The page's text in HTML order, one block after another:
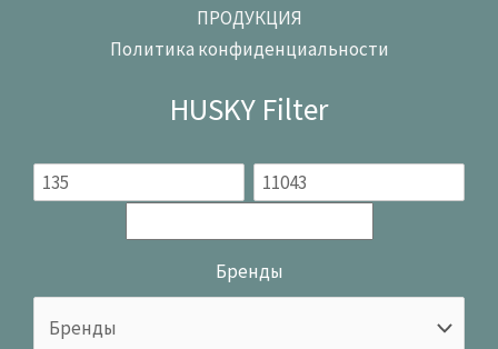
ПРОДУКЦИЯ
Политика конфиденциальности
HUSKY Filter
Бренды